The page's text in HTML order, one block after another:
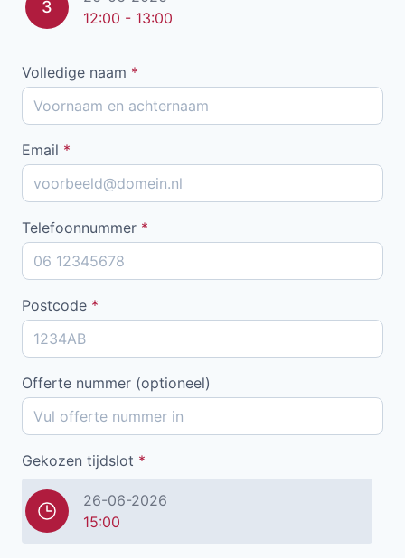
3
12:00 - 13:00
Volledige naam *
Email *
Telefoonnummer *
Postcode *
Offerte nummer (optioneel)
Gekozen tijdslot *
26-06-2026
15:00